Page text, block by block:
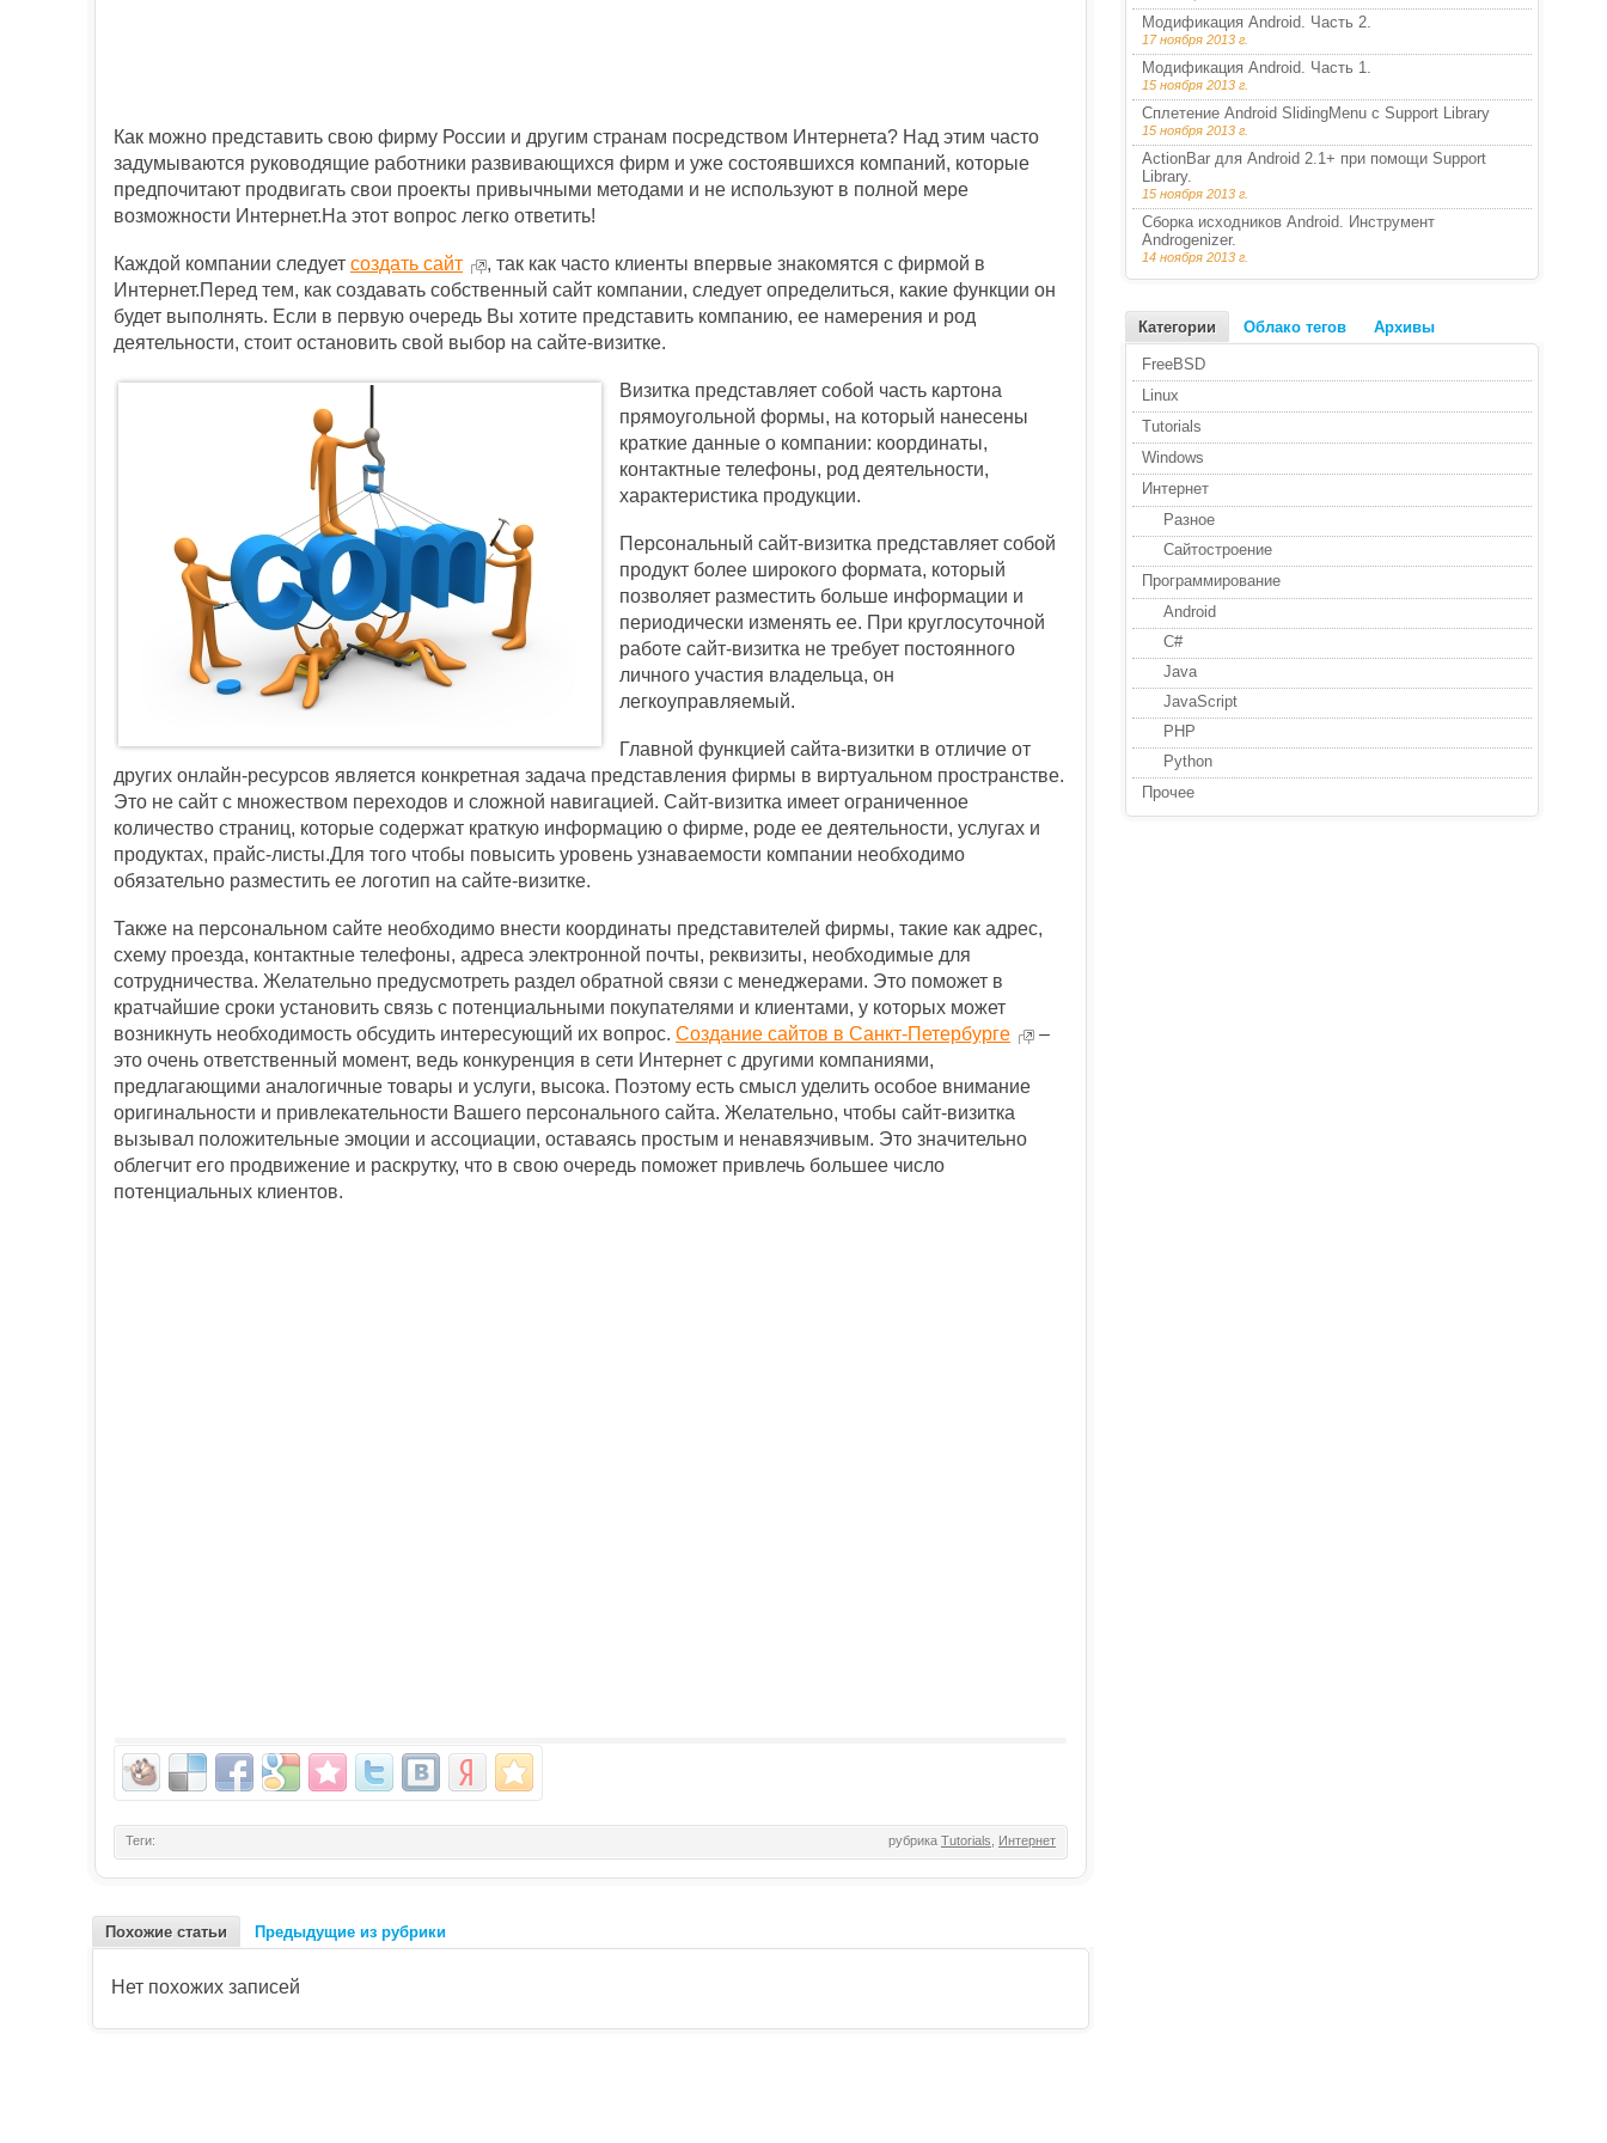
Как можно представить свою фирму Роcсии и другим странам посредством Интернета? Над этим часто
задумываются руководящие работники развивающихся фирм и уже состоявшихся компаний, которые
предпочитают продвигать свои проекты привычными методами и не используют в полной мере
возможности Интернет.На этот вопрос легко ответить!
Каждой компании следует создать сайт
, так как часто клиенты впервые знакомятся с фирмой в
Интернет.Перед тем, как создавать собственный сайт компании, следует определиться, какие функции он
будет выполнять. Если в первую очередь Вы хотите представить компанию, ее намерения и род
деятельности, стоит остановить свой выбор на сайте-визитке.
Визитка представляет собой часть картона
прямоугольной формы, на который нанесены
краткие данные о компании: координаты,
контактные телефоны, род деятельности,
характеристика продукции.
Персональный сайт-визитка представляет собой
продукт более широкого формата, который
позволяет разместить больше информации и
периодически изменять ее. При круглосуточной
работе сайт-визитка не требует постоянного
личного участия владельца, он
легкоуправляемый.
Главной функцией сайта-визитки в отличие от
других онлайн-ресурсов является конкретная задача представления фирмы в виртуальном пространстве.
Это не сайт с множеством переходов и сложной навигацией. Сайт-визитка имеет ограниченное
количество страниц, которые содержат краткую информацию о фирме, роде ее деятельности, услугах и
продуктах, прайс-листы.Для того чтобы повысить уровень узнаваемости компании необходимо
обязательно разместить ее логотип на сайте-визитке.
Также на персональном сайте необходимо внести координаты представителей фирмы, такие как адрес,
схему проезда, контактные телефоны, адреса электронной почты, реквизиты, необходимые для
сотрудничества. Желательно предусмотреть раздел обратной связи с менеджерами. Это поможет в
кратчайшие сроки установить связь с потенциальными покупателями и клиентами, у которых может
возникнуть необходимость обсудить интересующий их вопрос. Создание сайтов в Санкт-Петербурге
–
это очень ответственный момент, ведь конкуренция в сети Интернет с другими компаниями,
предлагающими аналогичные товары и услуги, высока. Поэтому есть смысл уделить особое внимание
оригинальности и привлекательности Вашего персонального сайта. Желательно, чтобы сайт-визитка
вызывал положительные эмоции и ассоциации, оставаясь простым и ненавязчивым. Это значительно
облегчит его продвижение и раскрутку, что в свою очередь поможет привлечь большее число
потенциальных клиентов.
Теги: рубрика Tutorials Интернет
Похожие статьи Предыдущие из рубрики
Нет похожих записей
Модификация Android. Часть 2.
17 ноября 2013 г.
Модификация Android. Часть 1.
15 ноября 2013 г.
Сплетение Android SlidingMenu с Support Library
15 ноября 2013 г.
ActionBar для Android 2.1+ при помощи Support
Library.
15 ноября 2013 г.
Сборка исходников Android. Инструмент
Androgenizer.
14 ноября 2013 г.
Категории Облако тегов Архивы
FreeBSD
Linux
Tutorials
Windows
Интернет
Разное
Сайтостроение
Программирование
Android
C#
Java
JavaScript
PHP
Python
Прочее